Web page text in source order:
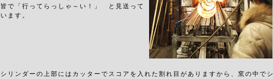
皆で「行ってらっしゃ～い！」 と見送って
います。
シリンダーの上部にはカッターでスコアを入れた割れ目がありますから、窯の中でシ